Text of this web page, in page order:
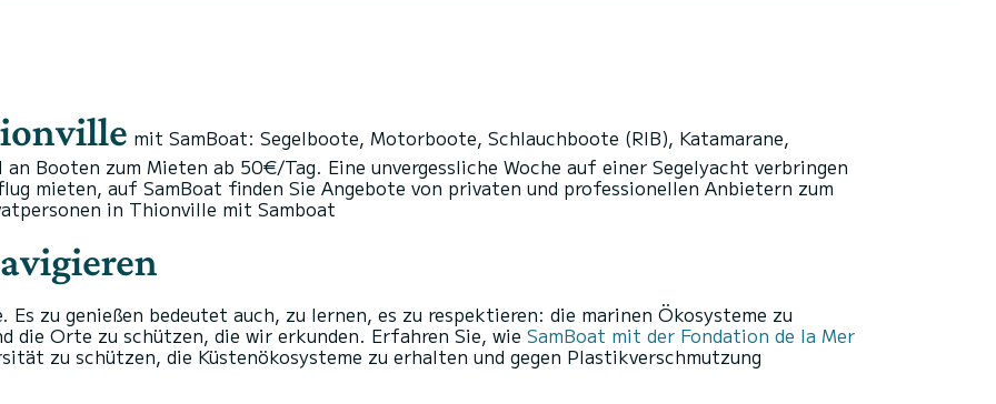
mit SamBoat: Segelboote, Motorboote, Schlauchboote (RIB), Katamarane,
Booten zum Mieten ab 50€/Tag. Eine unvergessliche Woche auf einer Segelyacht verbringen
mieten, auf SamBoat finden Sie Angebote von privaten und professionellen Anbietern zum
in Thionville mit Samboat
zu genießen bedeutet auch, zu lernen, es zu respektieren: die marinen Ökosysteme zu
die Orte zu schützen, die wir erkunden. Erfahren Sie, wie SamBoat mit der Fondation de la Mer
zu schützen, die Küstenökosysteme zu erhalten und gegen Plastikverschmutzung